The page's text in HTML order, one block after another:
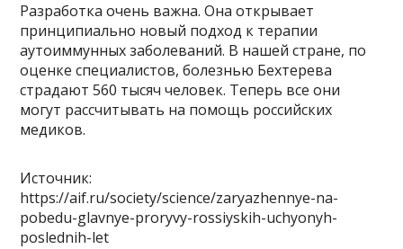
Разработка очень важна. Она открывает
принципиально новый подход к терапии
аутоиммунных заболеваний. В нашей стране, по
оценке специалистов, болезнью Бехтерева
страдают 560 тысяч человек. Теперь все они
могут рассчитывать на помощь российских
медиков.
Источник:
https://aif.ru/society/science/zaryazhennye-na-
pobedu-glavnye-proryvy-rossiyskih-uchyonyh-
poslednih-let